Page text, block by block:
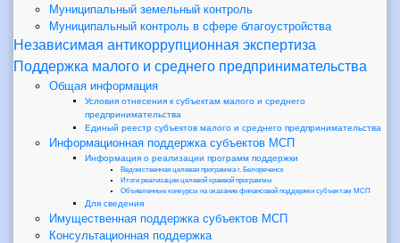
Муниципальный земельный контроль
Муниципальный контроль в сфере благоустройства
Независимая антикоррупционная экспертиза
Поддержка малого и среднего предпринимательства
Общая информация
Условия отнесения к субъектам малого и среднего
предпринимательства
Единый реестр субъектов малого и среднего предпринимательства
Информационная поддержка субъектов МСП
Информация о реализации программ поддержки
Ведомственная целевая программа г. Белореченск
Итоги реализации целевой краевой программы
Объявленные конкурсы на оказание финансовой поддержки субъектам МСП
Для сведения
Имущественная поддержка субъектов МСП
Консультационная поддержка